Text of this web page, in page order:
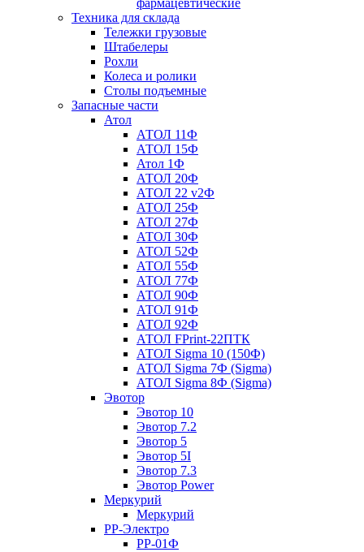
фармацевтические
Техника для склада
Тележки грузовые
Штабелеры
Рохли
Колеса и ролики
Столы подъемные
Запасные части
Атол
АТОЛ 11Ф
АТОЛ 15Ф
Атол 1Ф
АТОЛ 20Ф
АТОЛ 22 v2Ф
АТОЛ 25Ф
АТОЛ 27Ф
АТОЛ 30Ф
АТОЛ 52Ф
АТОЛ 55Ф
АТОЛ 77Ф
АТОЛ 90Ф
АТОЛ 91Ф
АТОЛ 92Ф
АТОЛ FPrint-22ПТК
АТОЛ Sigma 10 (150Ф)
АТОЛ Sigma 7Ф (Sigma)
АТОЛ Sigma 8Ф (Sigma)
Эвотор
Эвотор 10
Эвотор 7.2
Эвотор 5
Эвотор 5I
Эвотор 7.3
Эвотор Power
Меркурий
Меркурий
РР-Электро
РР-01Ф